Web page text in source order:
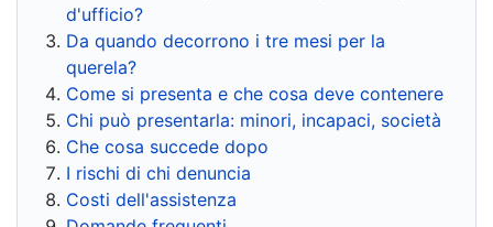
d'ufficio?
Da quando decorrono i tre mesi per la
querela?
Come si presenta e che cosa deve contenere
Chi può presentarla: minori, incapaci, società
Che cosa succede dopo
I rischi di chi denuncia
Costi dell'assistenza